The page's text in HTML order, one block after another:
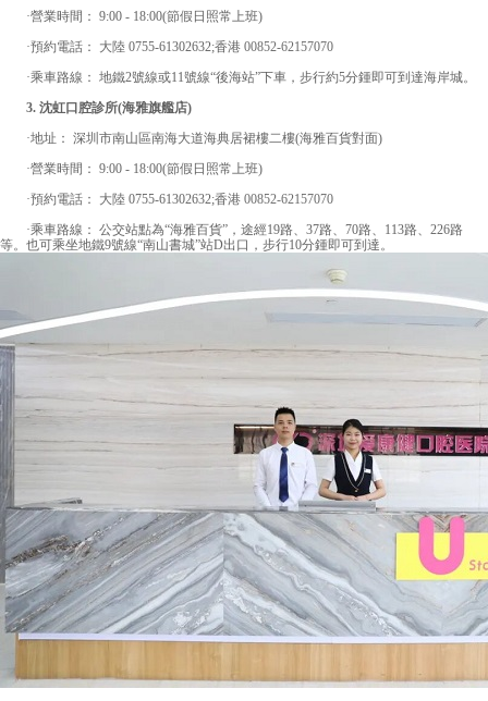
·營業時間： 9:00 - 18:00(節假日照常上班)
·預約電話： 大陸 0755-61302632;香港 00852-62157070
·乘車路線： 地鐵2號線或11號線“後海站”下車，步行約5分鍾即可到達海岸城。
3. 沈虹口腔診所(海雅旗艦店)
·地址： 深圳市南山區南海大道海典居裙樓二樓(海雅百貨對面)
·營業時間： 9:00 - 18:00(節假日照常上班)
·預約電話： 大陸 0755-61302632;香港 00852-62157070
·乘車路線： 公交站點為“海雅百貨”，途經19路、37路、70路、113路、226路
等。也可乘坐地鐵9號線“南山書城”站D出口，步行10分鍾即可到達。